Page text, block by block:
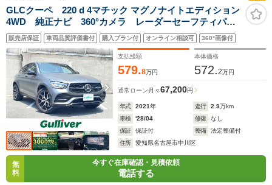
GLCクーペ 220 d 4マチック マグノナイトエディション
4WD 純正ナビ 360°カメラ レーダーセーフティパッ
ケージ パークトロニック シートヒーター エアーシ
ート パワーシート パドルシフト パワーバックド
ア エアサス ETC2.0 スペアキー 取扱説明書 保証
販売店保証 車両品質評価書付 購入プラン付 オンライン相談可 360°画像付
支払総額
579.8万円
本体価格
572.2万円
通常ローン 月々67,200円
年式 2021年 走行 2.9万km
車検
'28/04 修復
なし
保証
保証付 整備
法定整備付
住所
愛知県名古屋市中川区
無
料
今すぐ在庫確認・見積依頼
電話する